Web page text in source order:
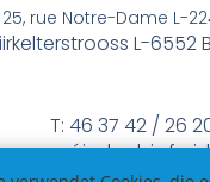
25, rue Notre-Dame L-
L-
T: 46 37 42 / 26
méindes bis